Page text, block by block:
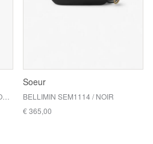
Soeur
BELLIMIN SEM1114 / NOIR
€ 365,00